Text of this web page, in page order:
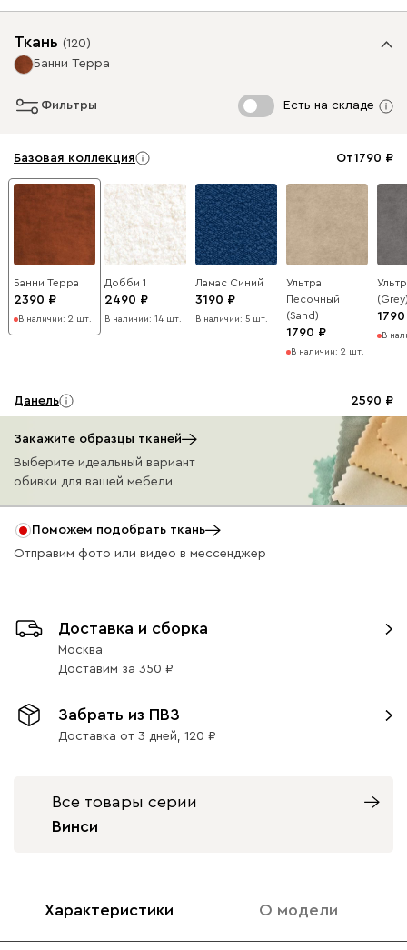
Ткань (120)
Банни Терра
Фильтры Есть на складе
Базовая коллекция От1790
Банни Терра
2390
В наличии: 2 шт.
Добби 1
2490
В наличии: 14 шт.
Ламас Синий
3190
В наличии: 5 шт.
Ультра
Песочный
(Sand)
1790
В наличии: 2 шт.
1790
В
Данель 2590
Бежевый Графит Жёлтый
Айвори (Ivory)
Горчичный
(Mustard)
(Smoke)
Минт
Бежевый Графит Олива
Закажите образцы тканей
Выберите идеальный вариант
обивки для вашей мебели
Поможем подобрать ткань
Отправим фото или видео в мессенджер
Доставка и сборка
Москва
Доставим за 350
Забрать из ПВЗ
Доставка от 3 дней, 120
Все товары серии
Винси
Характеристики О модели